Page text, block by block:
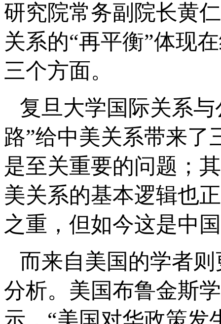
研究院常务副院长黄
关系的“再平衡”体现
三个方面。
复旦大学国际关系
路”给中美关系带来了
是至关重要的问题；
美关系的基本逻辑也
之重，但如今这是中
而来自美国的学者
分析。美国布鲁金斯